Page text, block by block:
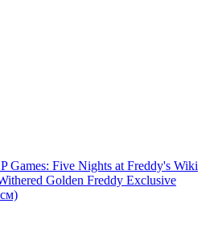
Games: Five Nights at Freddy's Wiki
Golden Freddy Exclusive